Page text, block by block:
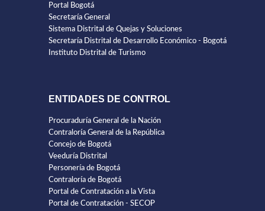
Portal Bogotá
Secretaría General
Sistema Distrital de Quejas y Soluciones
Secretaría Distrital de Desarrollo Económico - Bogotá
Instituto Distrital de Turismo
ENTIDADES DE CONTROL
Procuraduría General de la Nación
Contraloría General de la República
Concejo de Bogotá
Veeduría Distrital
Personería de Bogotá
Contraloría de Bogotá
Portal de Contratación a la Vista
Portal de Contratación - SECOP